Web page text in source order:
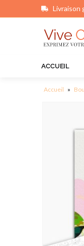
Livraison
ACCUEIL
Accueil »